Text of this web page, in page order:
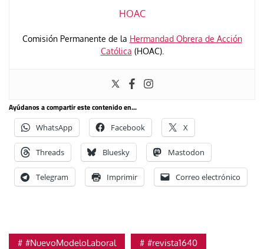
HOAC
Comisión Permanente de la Hermandad Obrera de Acción
Católica (HOAC).
Ayúdanos a compartir este contenido en...
WhatsApp Facebook X
Threads Bluesky Mastodon
Telegram Imprimir Correo electrónico
#NuevoModeloLaboral #revista1640